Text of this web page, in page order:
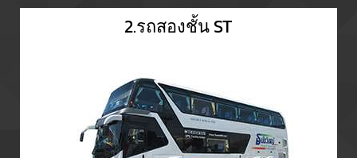
2.รถสองชั้น ST